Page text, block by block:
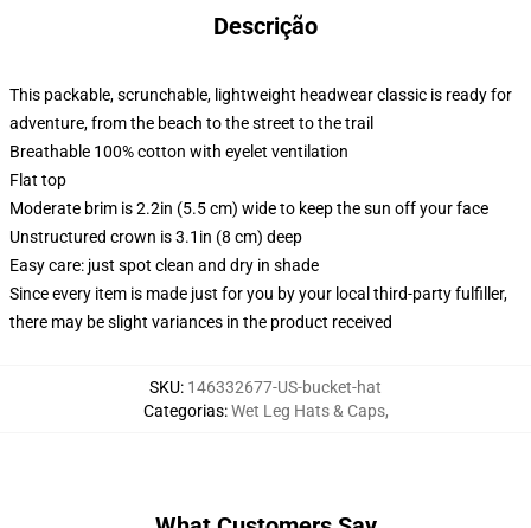
Descrição
This packable, scrunchable, lightweight headwear classic is ready for
adventure, from the beach to the street to the trail
Breathable 100% cotton with eyelet ventilation
Flat top
Moderate brim is 2.2in (5.5 cm) wide to keep the sun off your face
Unstructured crown is 3.1in (8 cm) deep
Easy care: just spot clean and dry in shade
Since every item is made just for you by your local third-party fulfiller,
there may be slight variances in the product received
SKU: 146332677-US-bucket-hat
Categorias:Wet Leg Hats & Caps,